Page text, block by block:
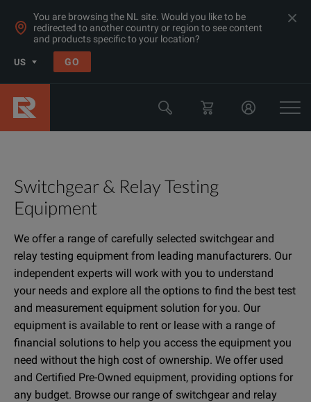
You are browsing the NL site. Would you like to be
redirected to another country or region to see content
and products specific to your location?
US GO
Switchgear & Relay Testing
Equipment
We offer a range of carefully selected switchgear and
relay testing equipment from leading manufacturers. Our
independent experts will work with you to understand
your needs and explore all the options to find the best test
and measurement equipment solution for you. Our
equipment is available to rent or lease with a range of
financial solutions to help you access the equipment you
need without the high cost of ownership. We offer used
and Certified Pre-Owned equipment, providing options for
any budget. Browse our range of switchgear and relay